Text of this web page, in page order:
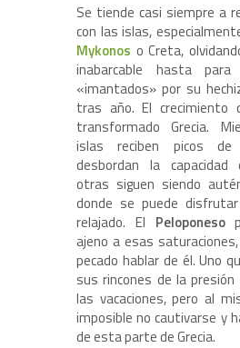
Se tiende casi siempre a
con las islas,
Mykonos o Creta,
inabarcable hasta para
«imantados» por su
tras año. El crecimiento
transformado Grecia.
islas reciben picos
desbordan la capacidad
otras siguen siendo
donde se puede
relajado. El Peloponeso
ajeno a esas
pecado hablar de él. Uno
sus rincones de la
las vacaciones, pero al
imposible no cautivarse y
de esta parte de Grecia.